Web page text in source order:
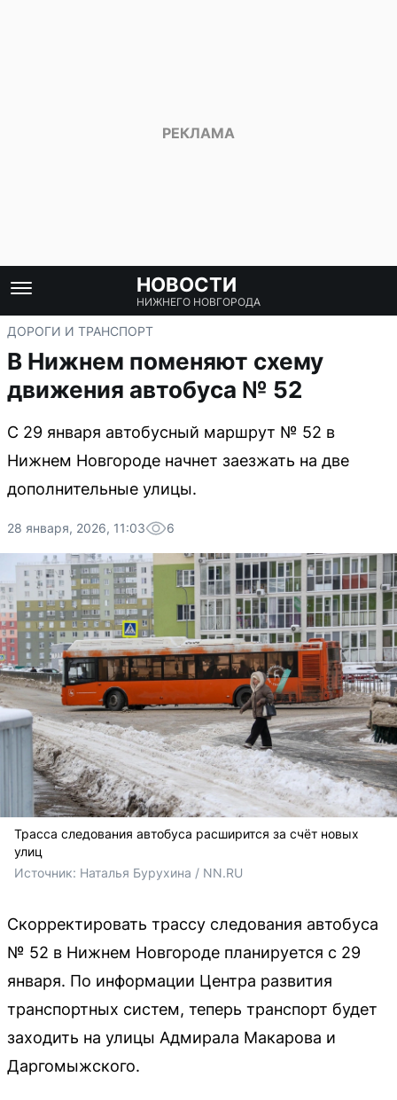
НОВОСТИ
НИЖНЕГО НОВГОРОДА
ДОРОГИ И ТРАНСПОРТ
В Нижнем поменяют схему
движения автобуса № 52
С 29 января автобусный маршрут № 52 в
Нижнем Новгороде начнет заезжать на две
дополнительные улицы.
28 января, 2026, 11:03 6
Трасса следования автобуса расширится за счёт новых
улиц
Источник: Наталья Бурухина / NN.RU
Скорректировать трассу следования автобуса
№ 52 в Нижнем Новгороде планируется с 29
января. По информации Центра развития
транспортных систем, теперь транспорт будет
заходить на улицы Адмирала Макарова и
Даргомыжского.